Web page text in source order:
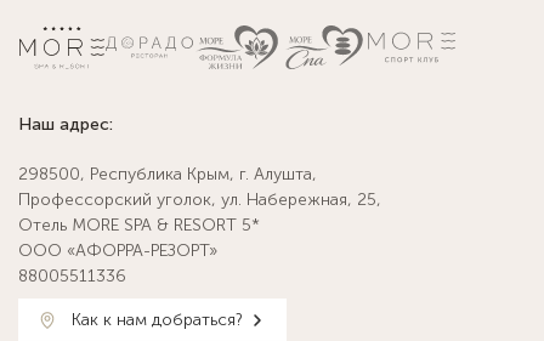
Наш адрес:
298500, Республика Крым, г. Алушта,
Профессорский уголок, ул. Набережная, 25,
Отель MORE SPA & RESORT 5*
ООО «АФОРРА-РЕЗОРТ»
88005511336
Как к нам добраться?